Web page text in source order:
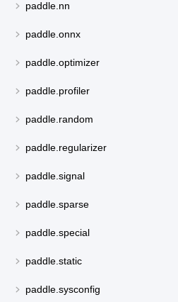
paddle.nn
paddle.onnx
paddle.optimizer
paddle.profiler
paddle.random
paddle.regularizer
paddle.signal
paddle.sparse
paddle.special
paddle.static
paddle.sysconfig